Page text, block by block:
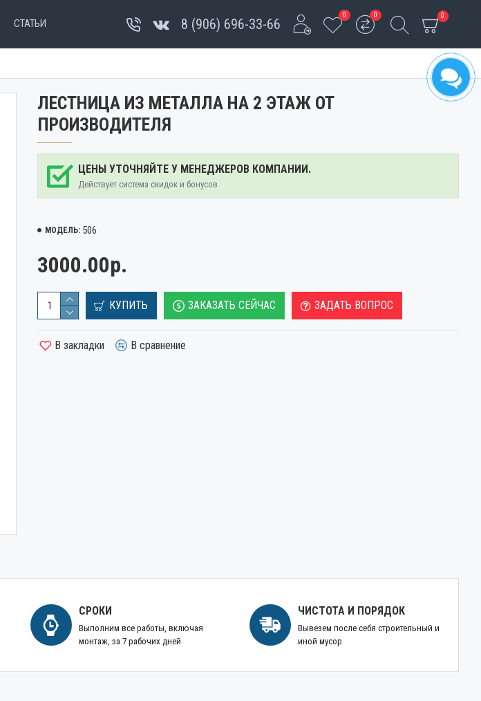
СТАТЬИ 8 (906) 696-33-66
0 0 0
ЛЕСТНИЦА ИЗ МЕТАЛЛА НА 2 ЭТАЖ ОТ
ПРОИЗВОДИТЕЛЯ
ЦЕНЫ УТОЧНЯЙТЕ У МЕНЕДЖЕРОВ КОМПАНИИ.
Действует система скидок и бонусов
МОДЕЛЬ: 506
3000.00р.
КУПИТЬ ЗАКАЗАТЬ СЕЙЧАС ЗАДАТЬ ВОПРОС
В закладки В сравнение
СРОКИ
Выполним все работы, включая
монтаж, за 7 рабочих дней
ЧИСТОТА И ПОРЯДОК
Вывезем после себя строительный и
иной мусор